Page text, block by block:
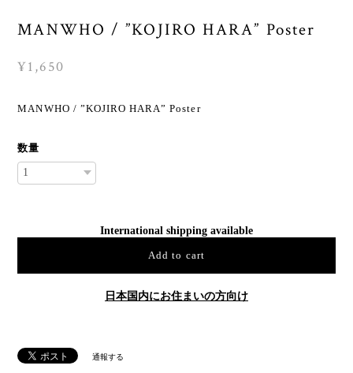
MANWHO / ”KOJIRO HARA” Poster
¥1,650
MANWHO / ”KOJIRO HARA” Poster
数量
International shipping available
Add to cart
日本国内にお住まいの方向け
通報する